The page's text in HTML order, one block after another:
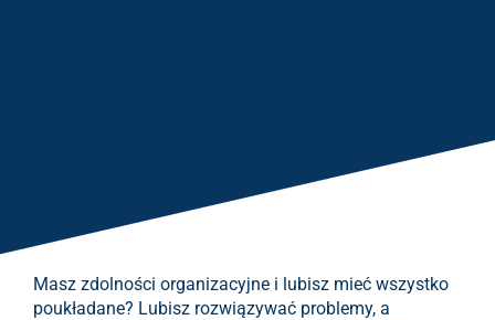
Masz zdolności organizacyjne i lubisz mieć wszystko
poukładane? Lubisz rozwiązywać problemy, a